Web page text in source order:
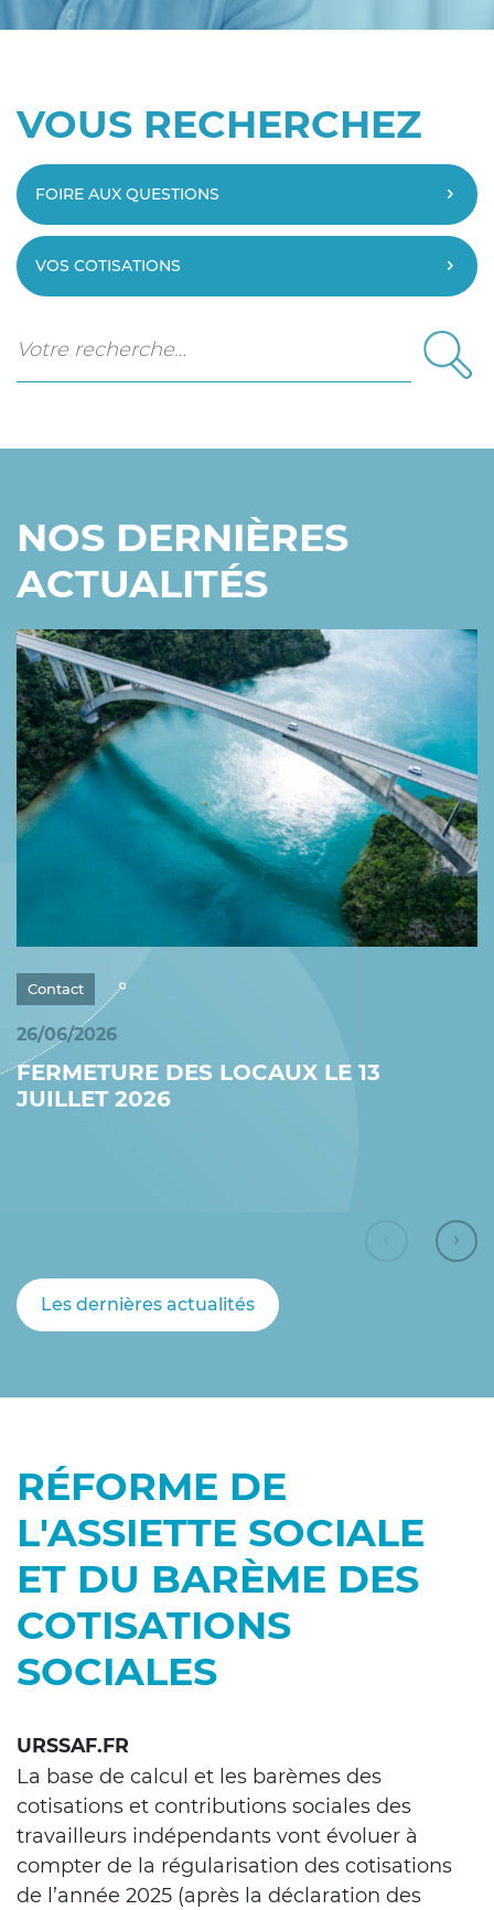
VOUS RECHERCHEZ
FOIRE AUX QUESTIONS
VOS COTISATIONS
Rechercher
NOS DERNIÈRES
ACTUALITÉS
Contact
26/06/2026
FERMETURE DES LOCAUX LE 13
JUILLET 2026
Actualité
Les dernières actualités
RÉFORME DE
L'ASSIETTE SOCIALE
ET DU BARÈME DES
COTISATIONS
SOCIALES
URSSAF.FR
La base de calcul et les barèmes des
cotisations et contributions sociales des
travailleurs indépendants vont évoluer à
compter de la régularisation des cotisations
de l’année 2025 (après la déclaration des